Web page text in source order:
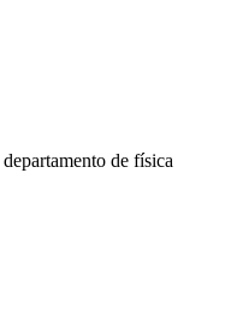
departamento de física